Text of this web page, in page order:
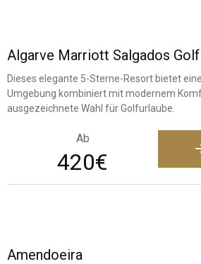
Algarve Marriott Salgados
Dieses elegante 5-Sterne-Resort bietet
Umgebung kombiniert mit modernem
ausgezeichnete Wahl für Golfurlaube.
Ab
420€
Amendoeira